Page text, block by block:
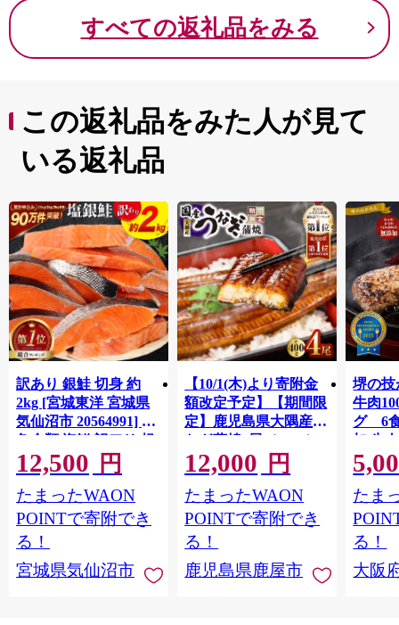
すべての返礼品をみる
この返礼品をみた人が見て
いる返礼品
訳あり 銀鮭 切身 約
2kg [宮城東洋 宮城県
気仙沼市 20564991] 鮭
魚介類 海鮮 訳アリ 規
格外 不揃い さけ サケ
鮭切身 シャケ 切り身
冷凍 家庭用 おかず 弁
当 支援 サーモン 銀鮭
切り身 魚 わけあり
12,500 円
たまったWAON
POINTで寄附でき
る！
宮城県気仙沼市
【10/1(木)より寄附金
額改定予定】【期間限
定】鹿児島県大隅産う
なぎ蒲焼4尾（400g）
12,000 円
たまったWAON
POINTで寄附でき
る！
鹿児島県鹿屋市
堺の技
牛肉
グ 6
加 牛
ット 6
メ 温
菜 簡
すめ
取り
料 ふ
堺市】
たま
る！
大阪